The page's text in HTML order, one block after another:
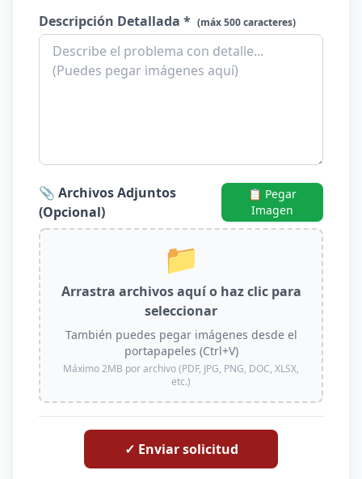
Descripción Detallada * (máx 500 caracteres)
📎 Archivos Adjuntos
(Opcional)
📋 Pegar
Imagen
📁
Arrastra archivos aquí o haz clic para
seleccionar
También puedes pegar imágenes desde el
portapapeles (Ctrl+V)
Máximo 2MB por archivo (PDF, JPG, PNG, DOC, XLSX,
etc.)
✓ Enviar solicitud